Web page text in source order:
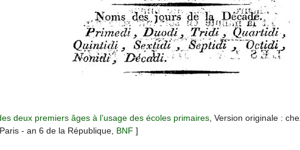
deux premiers âges à l’usage des écoles primaires, Version originale :
- an 6 de la République, BNF ]